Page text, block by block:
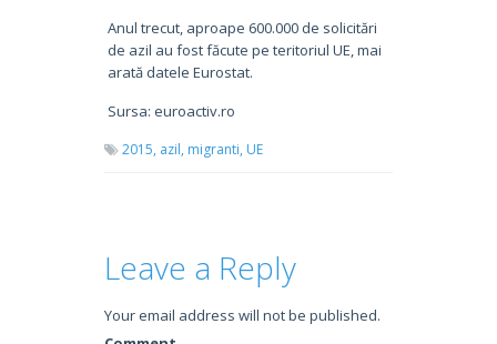
Anul trecut, aproape 600.000 de solicitări
de azil au fost făcute pe teritoriul UE, mai
arată datele Eurostat.
Sursa: euroactiv.ro
2015, azil, migranti, UE
Leave a Reply
Your email address will not be published.